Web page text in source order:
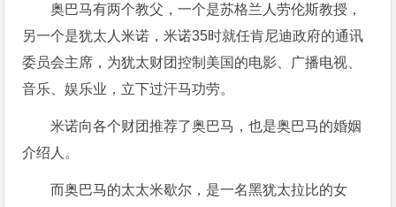
奥巴马有两个教父，一个是苏格兰人劳伦斯教授，
另一个是犹太人米诺，米诺35时就任肯尼迪政府的通讯
委员会主席，为犹太财团控制美国的电影、广播电视、
音乐、娱乐业，立下过汗马功劳。
米诺向各个财团推荐了奥巴马，也是奥巴马的婚姻
介绍人。
而奥巴马的太太米歇尔，是一名黑犹太拉比的女